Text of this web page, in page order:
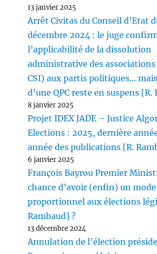
13 janvier 2025
Arrêt Civitas du Conseil d’Etat
décembre 2024 : le juge
l’applicabilité de la dissolution
administrative des associations
CSI) aux partis politiques…
d’une QPC reste en suspens [R.
8 janvier 2025
Projet IDEX JADE – Justice
Elections : 2025, dernière
année des publications [R.
6 janvier 2025
François Bayrou Premier
chance d’avoir (enfin) un
proportionnel aux élections
Rambaud] ?
13 décembre 2024
Annulation de l’élection